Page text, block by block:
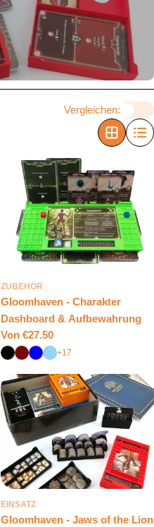
Vergleichen:
ZUBEHÖR
Gloomhaven - Charakter
Dashboard & Aufbewahrung
Regulärer
Preis
Von €27.50
+17
EINSATZ
Gloomhaven - Jaws of the Lion